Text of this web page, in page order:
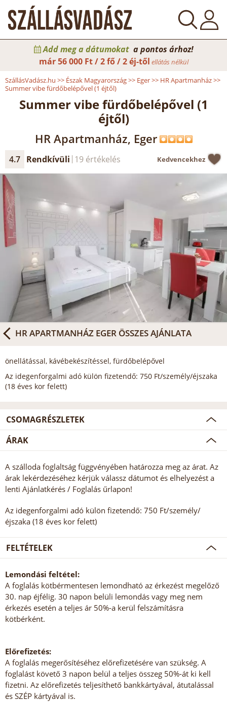
Add meg a dátumokat a pontos árhoz!
már56 000 Ft / 2 fő / 2 éj-től ellátás nélkül
SzállásVadász.hu >> Észak Magyarország>> Eger>> HR Apartmanház>>
Summer vibe fürdőbelépővel (1 éjtől)
Summer vibe fürdőbelépővel (1
éjtől)
HR Apartmanház, Eger
4.7 Rendkívüli 19 értékelés Kedvencekhez
HR APARTMANHÁZ EGER ÖSSZES AJÁNLATA
önellátással, kávébekészítéssel, fürdőbelépővel
Az idegenforgalmi adó külön fizetendő: 750 Ft/személy/éjszaka
(18 éves kor felett)
CSOMAGRÉSZLETEK
ÁRAK
A szálloda foglaltság függvényében határozza meg az árat. Az
árak lekérdezéséhez kérjük válassz dátumot és elhelyezést a
lenti Ajánlatkérés / Foglalás űrlapon!
Az idegenforgalmi adó külön fizetendő: 750 Ft/személy/
éjszaka (18 éves kor felett)
FELTÉTELEK
Lemondási feltétel:
A foglalás kötbérmentesen lemondható az érkezést megelőző
30. nap éjfélig. 30 napon belüli lemondás vagy meg nem
érkezés esetén a teljes ár 50%-a kerül felszámításra
kötbérként.
Előrefizetés:
A foglalás megerősítéséhez előrefizetésére van szükség. A
foglalást követő 3 napon belül a teljes összeg 50%-át ki kell
fizetni. Az előrefizetés teljesíthető bankkártyával, átutalással
és SZÉP kártyával is.